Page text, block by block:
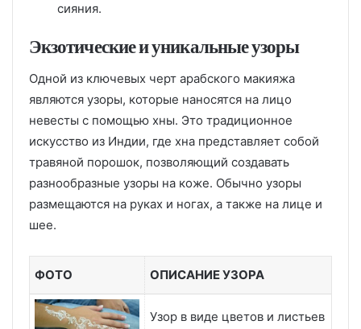
сияния.
Экзотические и уникальные узоры
Одной из ключевых черт арабского макияжа
являются узоры, которые наносятся на лицо
невесты с помощью хны. Это традиционное
искусство из Индии, где хна представляет собой
травяной порошок, позволяющий создавать
разнообразные узоры на коже. Обычно узоры
размещаются на руках и ногах, а также на лице и
шее.
ФОТО ОПИСАНИЕ УЗОРА
Узор в виде цветов и листьев